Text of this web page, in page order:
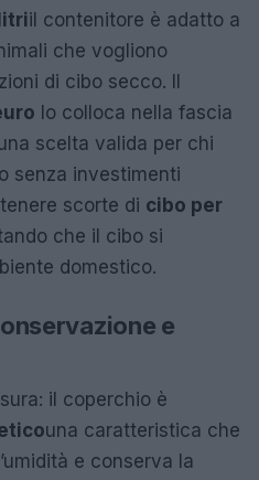
il contenitore è adatto a
che vogliono
di cibo secco. Il
lo colloca nella fascia
scelta valida per chi
senza investimenti
scorte di cibo per
che il cibo si
domestico.
e
il coperchio è
una caratteristica che
e conserva la